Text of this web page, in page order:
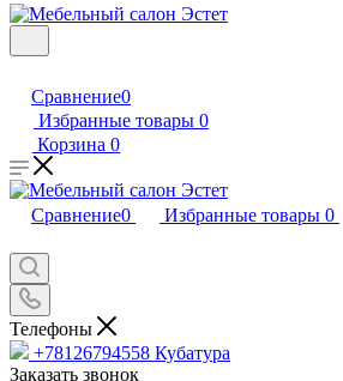
Сравнение0
Избранные товары 0
Корзина 0
Сравнение0 Избранные товары 0
Телефоны
+78126794558 Кубатура
Заказать звонок